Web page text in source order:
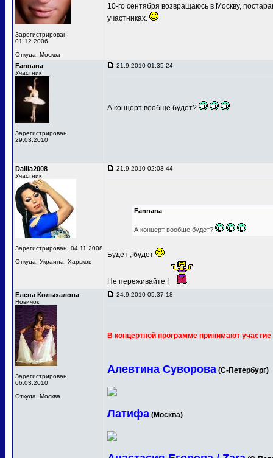
Зарегистрирован:
01.12.2006
Откуда: Москва
10-го сентября возвращаюсь в Москву,
участниках.
Fannana
Участник
Зарегистрирован:
29.03.2010
21.9.2010 01:35:24
А концерт вообще будет?
Dalila2008
Участник
Зарегистрирован: 04.11.2008
Откуда: Украина, Харьков
21.9.2010 02:03:44
Fannana
А концерт вообще будет?
Будет , будет
Не переживайте !
Елена Колыхалова
Новичок
Зарегистрирован:
06.03.2010
Откуда: Москва
24.9.2010 05:37:18
В концертной программе принимают участие
Алевтина Суворова (С-Петербург)
Латифа (Москва)